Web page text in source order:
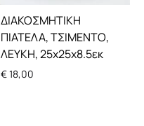
ΔΙΑΚΟΣΜΗΤΙΚΗ
ΠΙΑΤΕΛΑ, ΤΣΙΜΕΝΤΟ,
ΛΕΥΚΗ, 25x25x8.5εκ
€18,00